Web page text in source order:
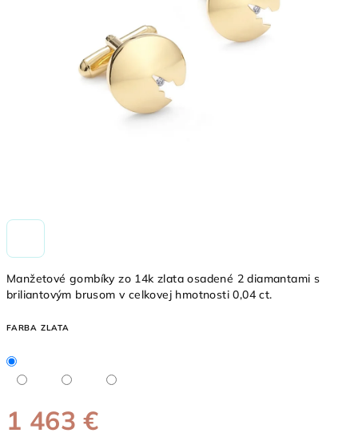
Manžetové gombíky zo 14k zlata osadené 2 diamantami s
briliantovým brusom v celkovej hmotnosti 0,04 ct.
FARBA ZLATA
1 463 €